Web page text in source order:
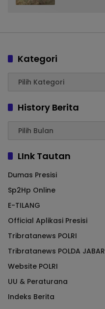
Kategori
History Berita
LInk Tautan
Dumas Presisi
Sp2Hp Online
E-TILANG
Official Aplikasi Presisi
Tribratanews POLRI
Tribratanews POLDA JABAR
Website POLRI
UU & Peraturana
Indeks Berita